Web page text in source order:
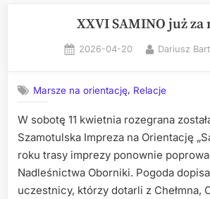
XXVI SAMINO już za
Posted
2026-04-20 By
Dariusz
Marsze na orientację, Relacje
W sobotę 11 kwietnia rozegrana
Szamotulska Impreza na Orientację
roku trasy imprezy ponownie
Nadleśnictwa Oborniki. Pogoda
uczestnicy, którzy dotarli z Chełmna,